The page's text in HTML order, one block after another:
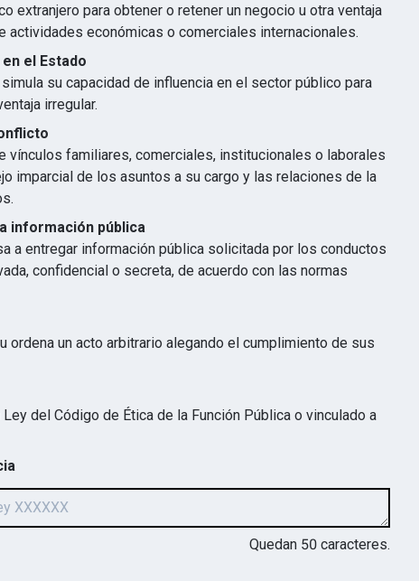
extranjero para obtener o retener un negocio u otra ventaja
actividades económicas o comerciales internacionales.
el Estado
su capacidad de influencia en el sector público para
irregular.
vínculos familiares, comerciales, institucionales o laborales
imparcial de los asuntos a su cargo y las relaciones de la
información pública
a entregar información pública solicitada por los conductos
confidencial o secreta, de acuerdo con las normas
ordena un acto arbitrario alegando el cumplimiento de sus
del Código de Ética de la Función Pública o vinculado a
Quedan 50 caracteres.